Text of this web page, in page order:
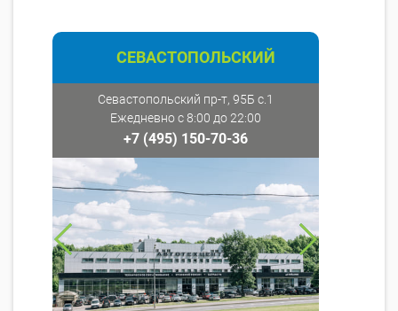
СЕВАСТОПОЛЬСКИЙ
Севастопольский пр-т, 95Б с.1
Ежедневно с 8:00 до 22:00
+7 (495) 150-70-36